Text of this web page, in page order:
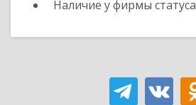
Наличие у фирмы статуса